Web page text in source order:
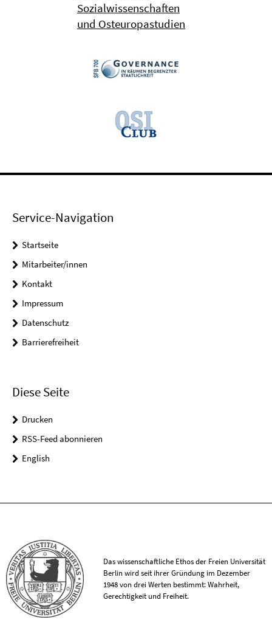
Sozialwissenschaften
und Osteuropastudien
Service-Navigation
Startseite
Mitarbeiter/innen
Kontakt
Impressum
Datenschutz
Barrierefreiheit
Diese Seite
Drucken
RSS-Feed abonnieren
English
Das wissenschaftliche Ethos der Freien Universität
Berlin wird seit ihrer Gründung im Dezember
1948 von drei Werten bestimmt: Wahrheit,
Gerechtigkeit und Freiheit.